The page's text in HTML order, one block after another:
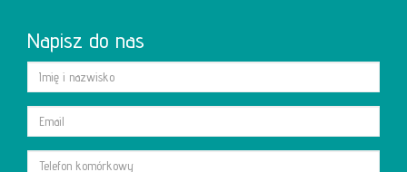
Napisz do nas